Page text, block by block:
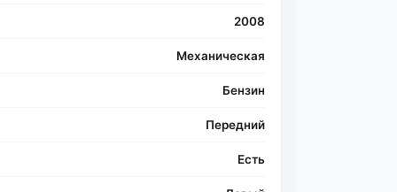
2008
Механическая
Бензин
Передний
Есть